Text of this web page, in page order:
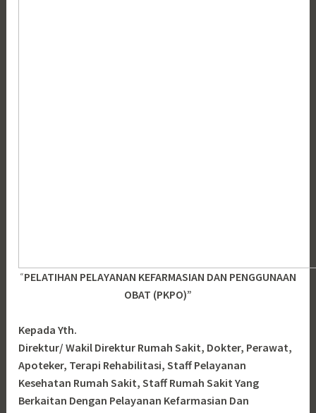
“PELATIHAN PELAYANAN KEFARMASIAN DAN PENGGUNAAN
OBAT (PKPO)”
Kepada Yth.
Direktur/ Wakil Direktur Rumah Sakit, Dokter, Perawat,
Apoteker, Terapi Rehabilitasi, Staff Pelayanan
Kesehatan Rumah Sakit, Staff Rumah Sakit Yang
Berkaitan Dengan Pelayanan Kefarmasian Dan